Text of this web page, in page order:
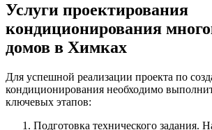
Услуги проектирования
кондиционирования
домов в Химках
Для успешной реализации проекта по
кондиционирования необходимо
ключевых этапов:
Подготовка технического задания.